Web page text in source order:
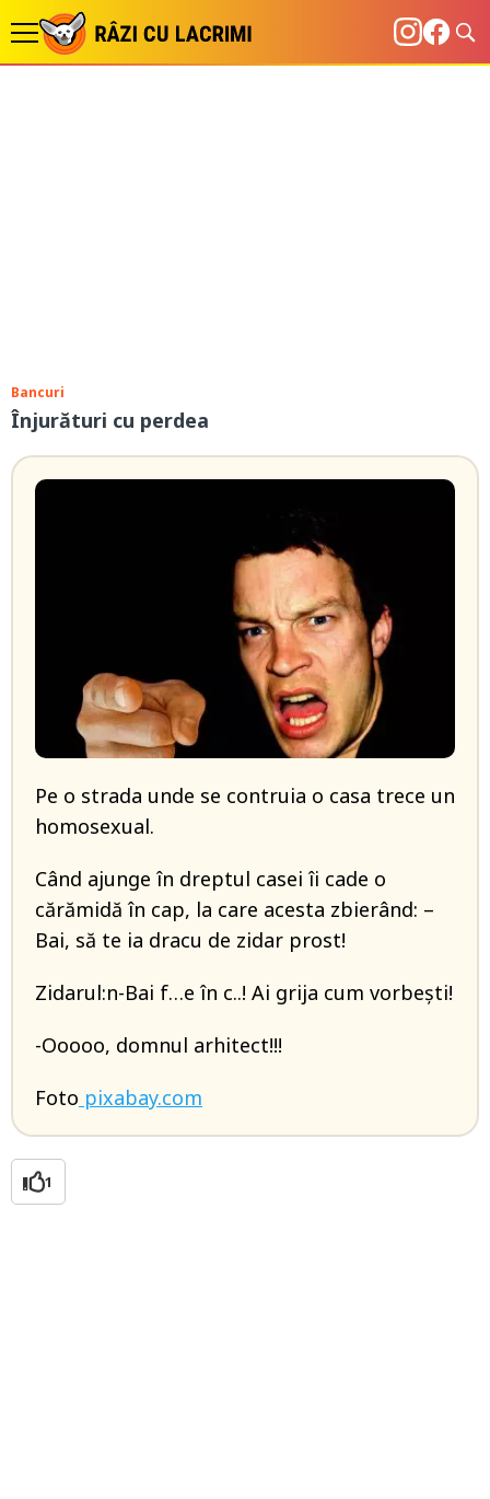
Bancuri
Înjurături cu perdea
Pe o strada unde se contruia o casa trece un
homosexual.
Când ajunge în dreptul casei îi cade o
cărămidă în cap, la care acesta zbierând: –
Bai, să te ia dracu de zidar prost!
Zidarul:n-Bai f…e în c..! Ai grija cum vorbești!
-Ooooo, domnul arhitect!!!
Foto pixabay.com
1